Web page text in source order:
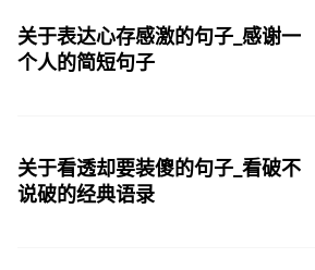
关于表达心存感激的句子_感谢一
个人的简短句子
关于看透却要装傻的句子_看破不
说破的经典语录